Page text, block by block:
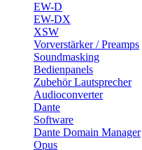
EW-D
EW-DX
XSW
Vorverstärker / Preamps
Soundmasking
Bedienpanels
Zubehör Lautsprecher
Audioconverter
Dante
Software
Dante Domain Manager
Opus